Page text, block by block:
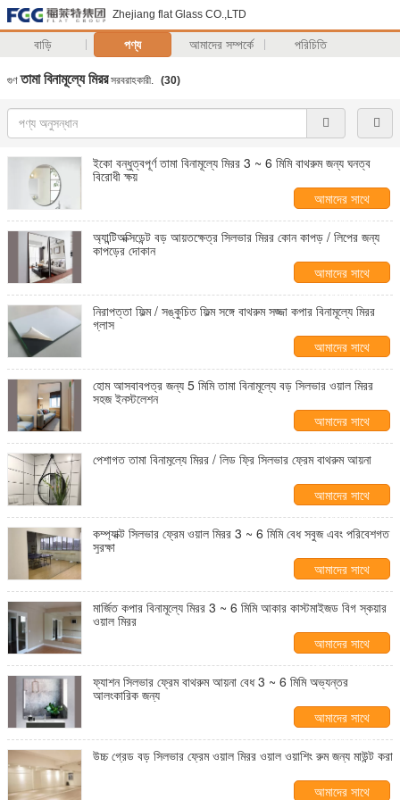
Zhejiang flat Glass CO.,LTD
বাড়ি পণ্য আমাদের সম্পর্কে পরিচিতি
গুণতামা বিনামূল্যে মিররসরবরাহকারী. (30)
ইকো বন্ধুত্বপূর্ণ তামা বিনামূল্যে মিরর 3 ~ 6 মিমি বাথরুম জন্য ঘনত্ব
বিরোধী ক্ষয়
আমাদের সাথে
যোগাযোগ করুন
অ্যান্টিঅক্সিডেন্ট বড় আয়তক্ষেত্র সিলভার মিরর কোন কাপড় / লিপের জন্য
কাপড়ের দোকান
আমাদের সাথে
যোগাযোগ করুন
নিরাপত্তা ফিল্ম / সঙ্কুচিত ফিল্ম সঙ্গে বাথরুম সজ্জা কপার বিনামূল্যে মিরর
গ্লাস
আমাদের সাথে
যোগাযোগ করুন
হোম আসবাবপত্র জন্য 5 মিমি তামা বিনামূল্যে বড় সিলভার ওয়াল মিরর
সহজ ইনস্টলেশন
আমাদের সাথে
যোগাযোগ করুন
পেশাগত তামা বিনামূল্যে মিরর / লিড ফ্রি সিলভার ফ্রেম বাথরুম আয়না
আমাদের সাথে
যোগাযোগ করুন
কম্প্যাক্ট সিলভার ফ্রেম ওয়াল মিরর 3 ~ 6 মিমি বেধ সবুজ এবং পরিবেশগত
সুরক্ষা
আমাদের সাথে
যোগাযোগ করুন
মার্জিত কপার বিনামূল্যে মিরর 3 ~ 6 মিমি আকার কাস্টমাইজড বিগ স্কয়ার
ওয়াল মিরর
আমাদের সাথে
যোগাযোগ করুন
ফ্যাশন সিলভার ফ্রেম বাথরুম আয়না বেধ 3 ~ 6 মিমি অভ্যন্তর
আলংকারিক জন্য
আমাদের সাথে
যোগাযোগ করুন
উচ্চ গ্রেড বড় সিলভার ফ্রেম ওয়াল মিরর ওয়াল ওয়াশিং রুম জন্য মাউন্ট করা
আমাদের সাথে